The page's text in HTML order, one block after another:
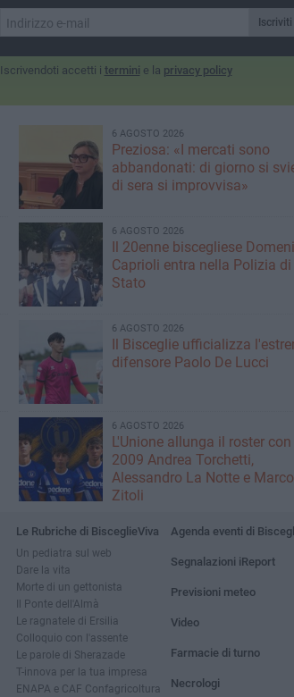
Leonardo D’Ascenzo
Iscriviti
Iscrivendoti accetti i termini e la privacy policy
6 AGOSTO 2026
Preziosa: «I mercati sono
abbandonati: di giorno si
di sera si improvvisa»
6 AGOSTO 2026
Il 20enne biscegliese
Caprioli entra nella Polizia di
Stato
6 AGOSTO 2026
Il Bisceglie ufficializza
difensore Paolo De Lucci
6 AGOSTO 2026
L'Unione allunga il roster con
2009 Andrea Torchetti,
Alessandro La Notte e Marco
Zitoli
Le Rubriche di BisceglieViva
Un pediatra sul web
Dare la vita
Morte di un gettonista
Il Ponte dell'Almà
Le ragnatele di Ersilia
Colloquio con l'assente
Le parole di Sherazade
T-innova per la tua impresa
ENAPA e CAF Confagricoltura
Agenda eventi di
Segnalazioni iReport
Previsioni meteo
Video
Farmacie di turno
Necrologi